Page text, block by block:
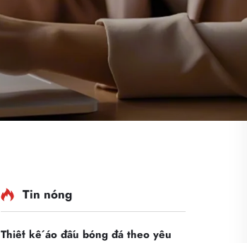
Tin nóng
Thiết kế áo đấu bóng đá theo yêu